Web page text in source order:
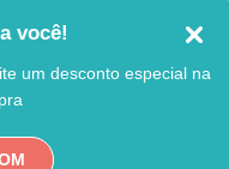
você!
um desconto especial na